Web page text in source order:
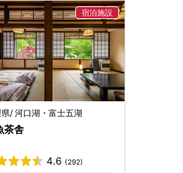
県/ 河口湖・富士五湖
茶舎
4.6 (292)